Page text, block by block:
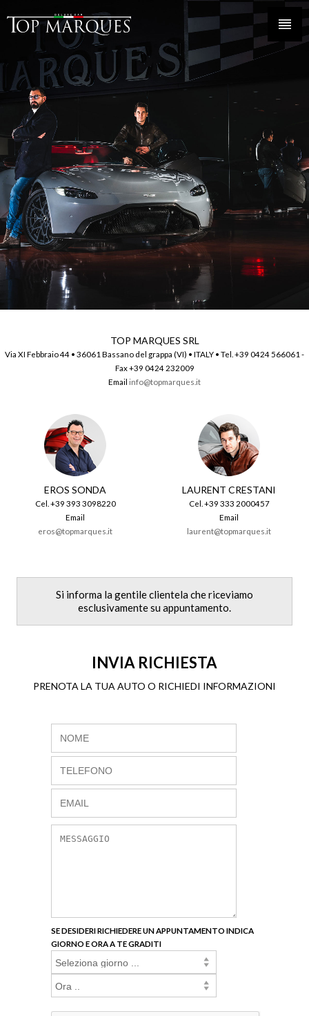
TOP MARQUES SRL
Via XI Febbraio 44 • 36061 Bassano del grappa (VI) • ITALY • Tel. +39 0424 566061 -
Fax +39 0424 232009
Email info@topmarques.it
EROS SONDA
Cel. +39 393 3098220
Email
eros@topmarques.it
LAURENT CRESTANI
Cel. +39 333 2000457
Email
laurent@topmarques.it
Si informa la gentile clientela che riceviamo
esclusivamente su appuntamento.
INVIA RICHIESTA
PRENOTA LA TUA AUTO O RICHIEDI INFORMAZIONI
SE DESIDERI RICHIEDERE UN APPUNTAMENTO INDICA
GIORNO E ORA A TE GRADITI